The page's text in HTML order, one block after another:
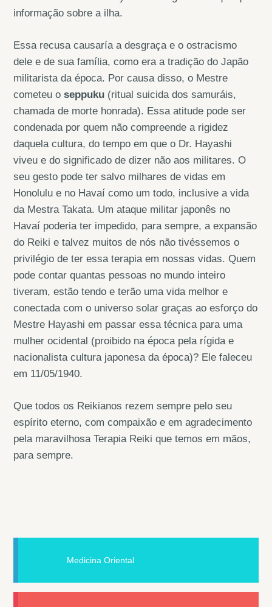
informação sobre a ilha.
Essa recusa causaría a desgraça e o ostracismo
dele e de sua família, como era a tradição do Japão
militarista da época. Por causa disso, o Mestre
cometeu oseppuku (ritual suicida dos samuráis,
chamada de morte honrada). Essa atitude pode ser
condenada por quem não compreende a rigidez
daquela cultura, do tempo em que o Dr. Hayashi
viveu e do significado de dizer não aos militares. O
seu gesto pode ter salvo milhares de vidas em
Honolulu e no Havaí como um todo, inclusive a vida
da Mestra Takata. Um ataque militar japonês no
Havaí poderia ter impedido, para sempre, a expansão
do Reiki e talvez muitos de nós não tivéssemos o
privilégio de ter essa terapia em nossas vidas. Quem
pode contar quantas pessoas no mundo inteiro
tiveram, estão tendo e terão uma vida melhor e
conectada com o universo solar graças ao esforço do
Mestre Hayashi em passar essa técnica para uma
mulher ocidental (proibido na época pela rígida e
nacionalista cultura japonesa da época)? Ele faleceu
em 11/05/1940.
Que todos os Reikianos rezem sempre pelo seu
espírito eterno, com compaixão e em agradecimento
pela maravilhosa Terapia Reiki que temos em mãos,
para sempre.
Medicina Oriental